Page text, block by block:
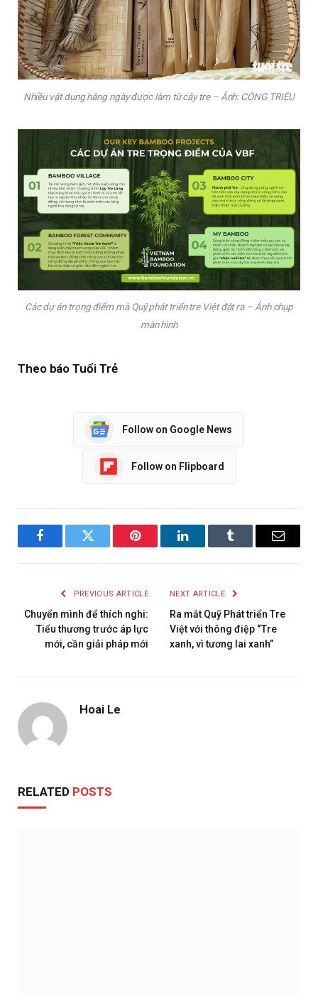
Nhiều vật dụng hằng ngày được làm từ cây tre – Ảnh: CÔNG TRIỆU
Các dự án trọng điểm mà Quỹ phát triển tre Việt đặt ra – Ảnh chụp
màn hình
Theo báo Tuổi Trẻ
Follow on Google News
Follow on Flipboard
FacebookTwitter Pinterest LinkedInTumblr Email
PREVIOUS ARTICLE
Chuyển mình để thích nghi:
Tiểu thương trước áp lực
mới, cần giải pháp mới
NEXT ARTICLE
Ra mắt Quỹ Phát triển Tre
Việt với thông điệp “Tre
xanh, vì tương lai xanh”
Hoai Le
RELATED POSTS